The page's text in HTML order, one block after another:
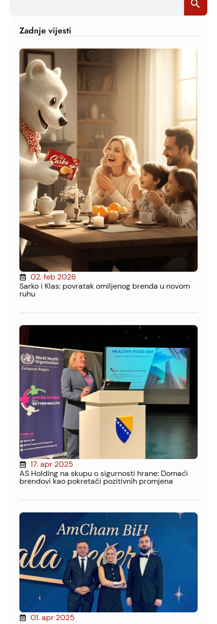
Zadnje vijesti
02. feb 2026
Sarko i Klas: povratak omiljenog brenda u novom
ruhu
17. apr 2025
AS Holding na skupu o sigurnosti hrane: Domaći
brendovi kao pokretači pozitivnih promjena
01. apr 2025